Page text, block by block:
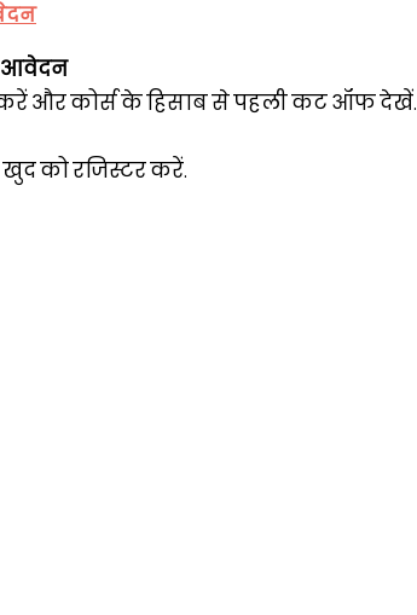
आवेदन
और कोर्स के हिसाब से पहली कट ऑफ देखें.
को रजिस्टर करें.